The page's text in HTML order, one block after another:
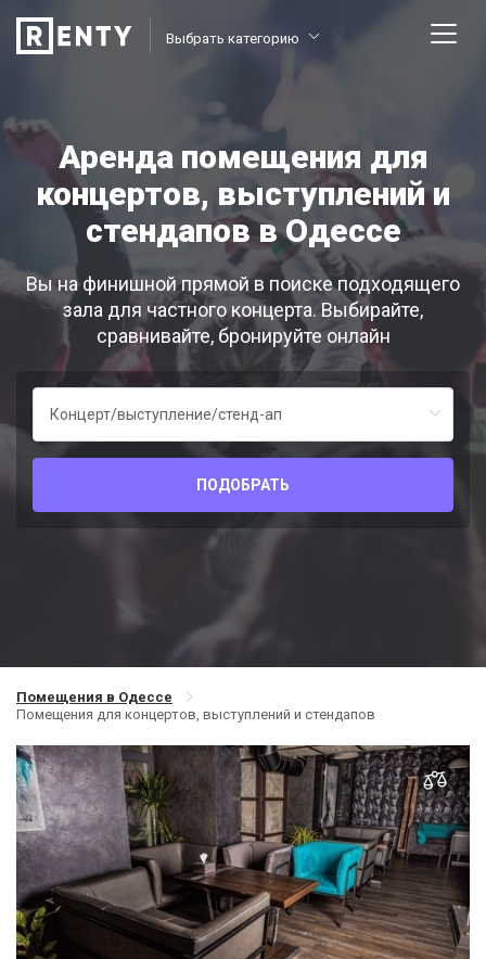
Выбрать категорию
Аренда помещения для
концертов, выступлений и
стендапов в Одессе
Вы на финишной прямой в поиске подходящего
зала для частного концерта. Выбирайте,
сравнивайте, бронируйте онлайн
ПОДОБРАТЬ
Помещения в Одессе
Помещения для концертов, выступлений и стендапов